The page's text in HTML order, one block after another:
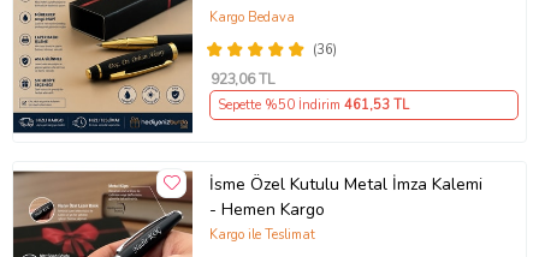
(36)
Kargo Bedava
923,06 TL
Sepette %50 İndirim 461,53 TL
İsme Özel Kutulu Metal İmza Kalemi
- Hemen Kargo
Kargo ile Teslimat